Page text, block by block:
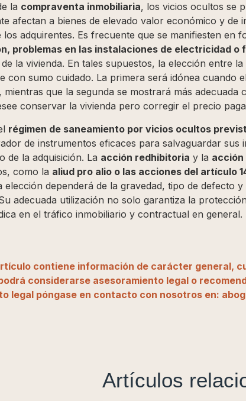
la compraventa inmobiliaria, los vicios ocultos se
afectan a bienes de elevado valor económico y de
los adquirentes. Es frecuente que se manifiesten en
problemas en las instalaciones de electricidad
de la vivienda. En tales supuestos, la elección entre
con sumo cuidado. La primera será idónea cuando
que la segunda se mostrará más adecuada
conservar la vivienda pero corregir el precio
régimen de saneamiento por vicios ocultos
de instrumentos eficaces para salvaguardar
de la adquisición. La acción redhibitoria y la acción
como la aliud pro alio o las acciones del artículo
elección dependerá de la gravedad, tipo de defecto
adecuada utilización no solo garantiza la
en el tráfico inmobiliario y contractual en general.
contiene información de carácter general,
considerarse asesoramiento legal o
legal póngase en contacto con nosotros en:
Artículos